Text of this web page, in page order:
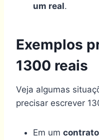
um real.
Exemplos
1300 reais
Veja algumas
precisar escrever
Em um